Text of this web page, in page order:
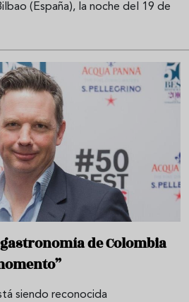
(España), la noche del 19 de
de Colombia
siendo reconocida